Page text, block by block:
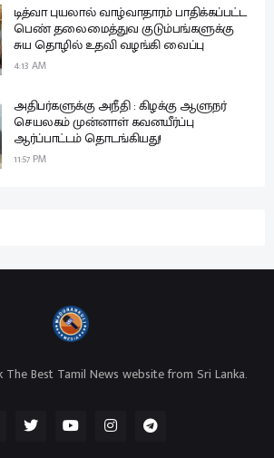
டித்வா புயலால் வாழ்வாதாரம் பாதிக்கப்பட்ட
பெண் தலைமைத்துவ குடும்பங்களுக்கு
சுய தொழில் உதவி வழங்கி வைப்பு
4:13 AM
அதிபர்களுக்கு அநீதி : கிழக்கு ஆளுநர்
செயலகம் முன்னாள் கவனயீர்ப்பு
ஆர்ப்பாட்டம் தொடங்கியது!
11:57 PM
The Best Tamil News website from Sri Lanka.